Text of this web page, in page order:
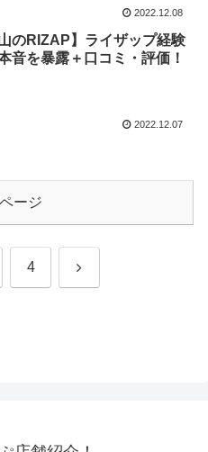
2022.12.08
山のRIZAP】ライザップ経験
音を暴露＋口コミ・評価！
2022.12.07
ージ
4 次